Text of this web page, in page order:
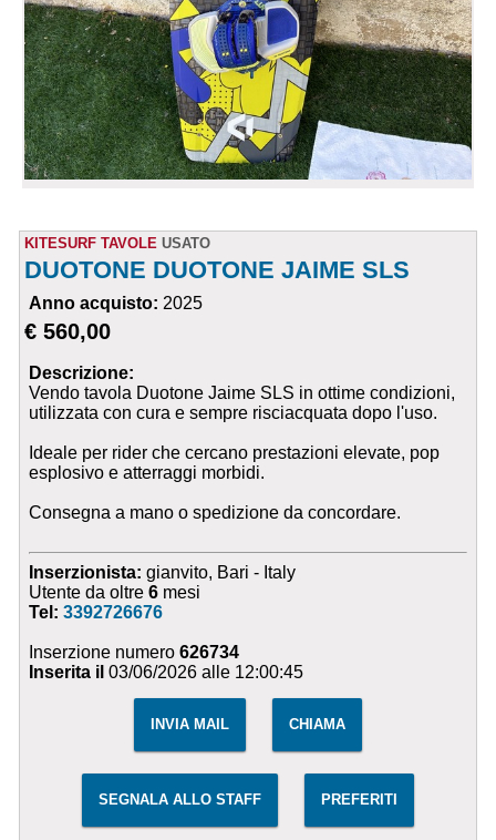
KITESURF TAVOLE USATO
DUOTONE DUOTONE JAIME SLS
Anno acquisto: 2025
€ 560,00
Descrizione:
Vendo tavola Duotone Jaime SLS in ottime condizioni,
utilizzata con cura e sempre risciacquata dopo l'uso.
Ideale per rider che cercano prestazioni elevate, pop
esplosivo e atterraggi morbidi.
Consegna a mano o spedizione da concordare.
Inserzionista: gianvito, Bari - Italy
Utente da oltre6 mesi
Tel:3392726676
Inserzione numero626734
Inserita il 03/06/2026 alle 12:00:45
INVIA MAIL CHIAMA
SEGNALA ALLO STAFF PREFERITI